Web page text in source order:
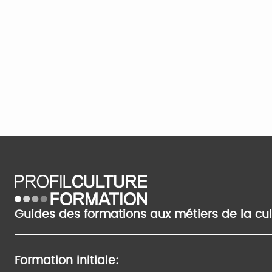
Guides des formations aux métiers de la
Formation initiale: